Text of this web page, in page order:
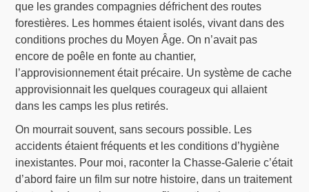
que les grandes compagnies défrichent des routes
forestières. Les hommes étaient isolés, vivant dans des
conditions proches du Moyen Âge. On n’avait pas
encore de poêle en fonte au chantier,
l’approvisionnement était précaire. Un système de cache
approvisionnait les quelques courageux qui allaient
dans les camps les plus retirés.
On mourrait souvent, sans secours possible. Les
accidents étaient fréquents et les conditions d’hygiène
inexistantes. Pour moi, raconter la Chasse-Galerie c’était
d’abord faire un film sur notre histoire, dans un traitement